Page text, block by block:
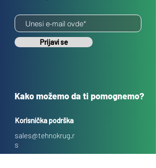
Prijavi se
Kako možemo da ti pomognemo?
Korisnička podrška
sales@tehnokrug.r
s